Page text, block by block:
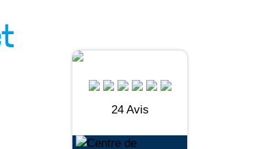
24 Avis